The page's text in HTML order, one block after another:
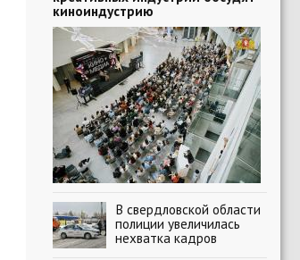
киноиндустрию
В свердловской области
полиции увеличилась
нехватка кадров